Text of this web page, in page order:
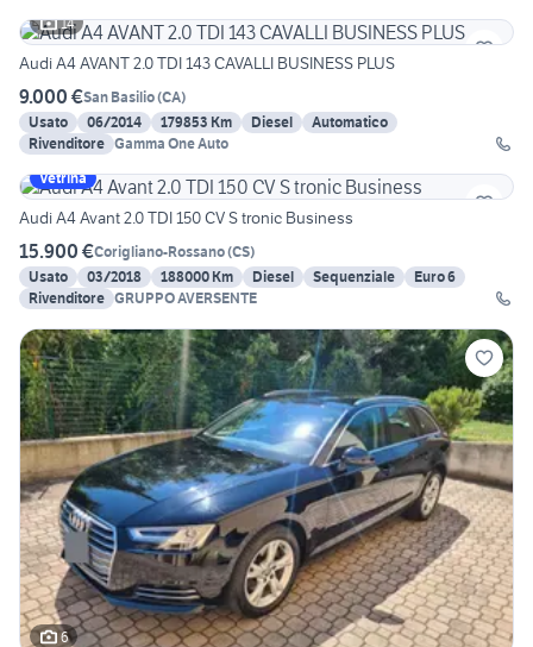
14
Audi A4 AVANT 2.0 TDI 143 CAVALLI BUSINESS PLUS
9.000 €San Basilio(CA)
Usato
06/2014 179853 Km Diesel
Automatico
Rivenditore Gamma One Auto
Vetrina
Audi A4 Avant 2.0 TDI 150 CV S tronic Business
15.900 €Corigliano-Rossano(CS)
Usato
03/2018 188000 Km Diesel Sequenziale
Euro 6
Rivenditore GRUPPO AVERSENTE
6